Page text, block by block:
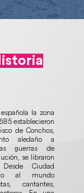
la zona
establecieron
de Conchos,
aledaño a
guerras de
se libraron
Ciudad
al mundo
cantantes,